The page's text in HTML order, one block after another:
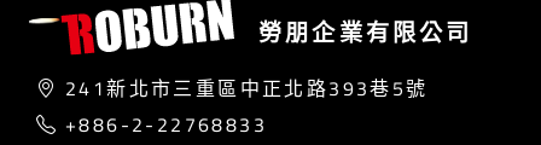
勞朋企業有限公司
241新北市三重區中正北路393巷5號
+886-2-22768833